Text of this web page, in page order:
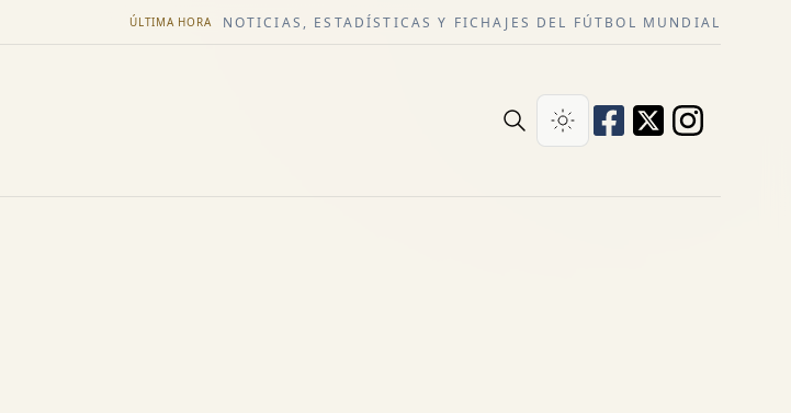
ÚLTIMA HORA NOTICIAS, ESTADÍSTICAS Y FICHAJES DEL FÚTBOL MUNDIAL